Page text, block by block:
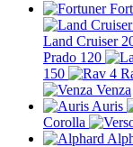
Land Cruiser
Prado 120
150
Venza
Auris
Corolla